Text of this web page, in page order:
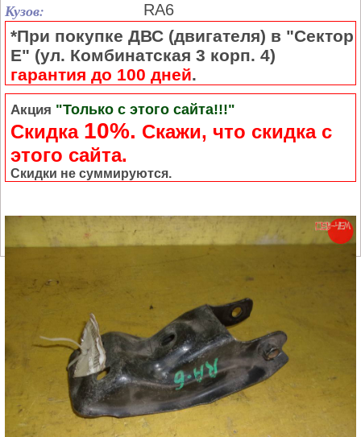
Кузов: RA6
*При покупке ДВС (двигателя) в "Сектор
Е" (ул. Комбинатская 3 корп. 4)
гарантия до 100 дней.
Акция "Только с этого сайта!!!"
Скидка 10%. Cкажи, что скидка с
этого сайта.
Скидки не суммируются.